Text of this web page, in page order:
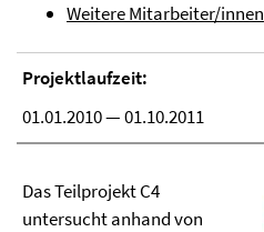
Weitere Mitarbeiter/innen
Projektlaufzeit:
01.01.2010 — 01.10.2011
Das Teilprojekt C4
untersucht anhand von